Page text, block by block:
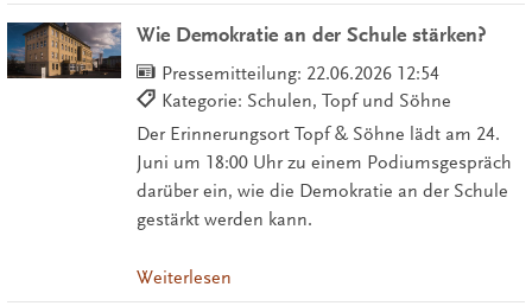
Wie Demokratie an der Schule stärken?
Pressemitteilung: 22.06.2026 12:54
Kategorie: Schulen, Topf und Söhne
Der Erinnerungsort Topf & Söhne lädt am 24.
Juni um 18:00 Uhr zu einem Podiumsgespräch
darüber ein, wie die Demokratie an der Schule
gestärkt werden kann.
Weiterlesen